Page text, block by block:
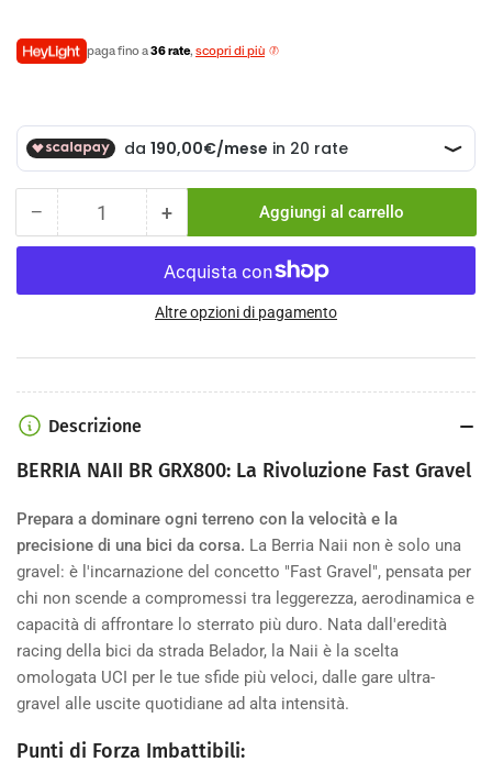
paga fino a36 rate, scopri di più
− Diminuisci
la
per
BR
Quantità +Aumenta
la
quantità
per
Berria
BR
Aggiungi al carrello
Altre opzioni di pagamento
Descrizione
BERRIA NAII BR GRX800: La Rivoluzione Fast Gravel
Prepara a dominare ogni terreno con la velocità e la
precisione di una bici da corsa. La Berria Naii non è solo una
gravel: è l'incarnazione del concetto "Fast Gravel", pensata per
chi non scende a compromessi tra leggerezza, aerodinamica e
capacità di affrontare lo sterrato più duro. Nata dall'eredità
racing della bici da strada Belador, la Naii è la scelta
omologata UCI per le tue sfide più veloci, dalle gare ultra-
gravel alle uscite quotidiane ad alta intensità.
Punti di Forza Imbattibili: